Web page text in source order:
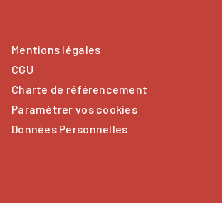
Mentions légales
CGU
Charte de référencement
Paramétrer vos cookies
Données Personnelles